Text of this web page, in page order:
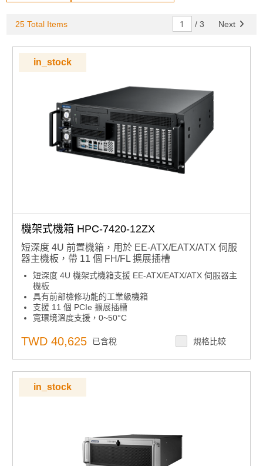
25 Total Items / 3 Next
in_stock
機架式機箱 HPC-7420-12ZX
短深度 4U 前置機箱，用於 EE-ATX/EATX/ATX 伺服
器主機板，帶 11 個 FH/FL 擴展插槽
短深度 4U 機架式機箱支援 EE-ATX/EATX/ATX 伺服器主
機板
具有前部檢修功能的工業級機箱
支援 11 個 PCIe 擴展插槽
寬環境溫度支援，0~50°C
配超薄/超薄 ODD
後部可拆卸系統風扇，無需打開頂蓋，便於維護
包括風扇篩檢程式，以滿足惡劣環境需求
TWD 40,625 已含稅 規格比較
in_stock